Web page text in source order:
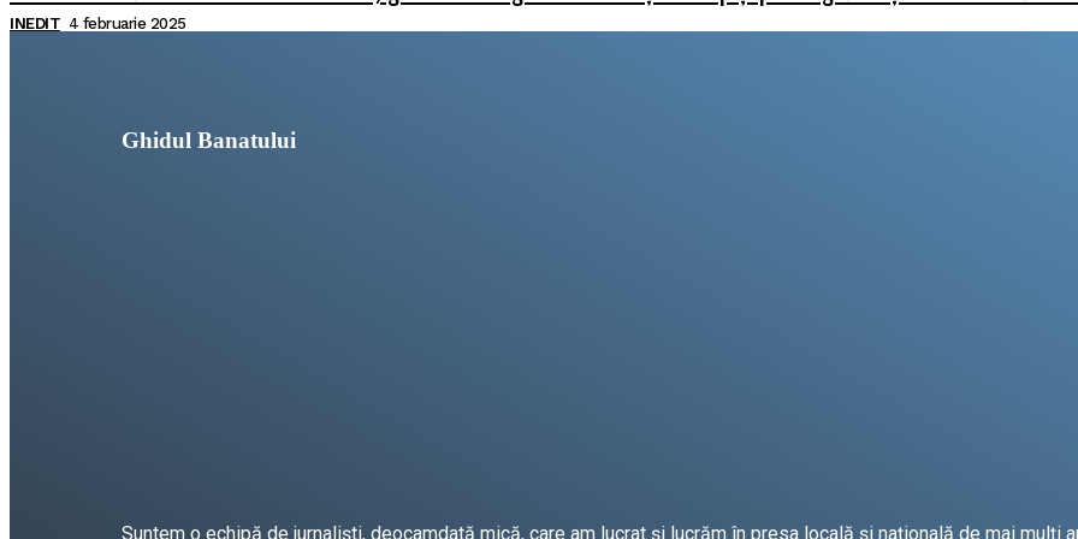
INEDIT 4 februarie 2025
Ghidul Banatului
Suntem o echipă de jurnaliști, deocamdată mică, care am lucrat și lucrăm în presa locală și națională de mai mulți